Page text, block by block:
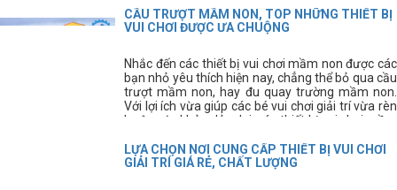
hình thức tập thể dục thông thường thì giờ đây
mọi người còn có thể sử dụng thêm những dụng
khỏe. Dụng cụ thể thao ngoài trời là lĩnh vực mà
Thiên Trường Sport luôn luôn chú trọng hàng
đầu. vì vậy, dụng cụ thể thao ngoài trời là lĩnh vực
mà Thiên Trường Sport luôn luôn chú trọng hàng
đầu, nhằm mang đến cho quý khách hàng những
CẦU TRƯỢT MẦM NON, TOP NHỮNG THIẾT BỊ
VUI CHƠI ĐƯỢC ƯA CHUỘNG
Nhắc đến các thiết bị vui chơi mầm non được các
bạn nhỏ yêu thích hiện nay, chẳng thể bỏ qua cầu
trượt mầm non, hay đu quay trường mầm non.
Với lợi ích vừa giúp các bé vui chơi giải trí vừa rèn
luyện sức khỏe dẻo dai, các thiết bị vui chơi mầm
tâm.
LỰA CHỌN NƠI CUNG CẤP THIẾT BỊ VUI CHƠI
GIẢI TRÍ GIÁ RẺ, CHẤT LƯỢNG